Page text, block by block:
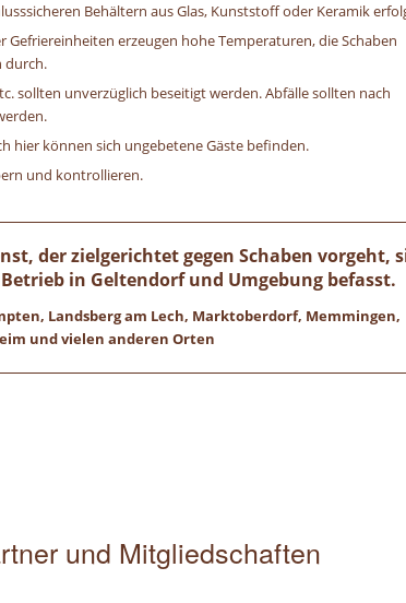
Behältern aus Glas, Kunststoff oder Keramik
erzeugen hohe Temperaturen, die Schaben
durch.
sollten unverzüglich beseitigt werden. Abfälle sollten nach
hier können sich ungebetene Gäste befinden.
und kontrollieren.
der zielgerichtet gegen Schaben vorgeht,
in Geltendorf und Umgebung befasst.
Landsberg am Lech, Marktoberdorf, Memmingen,
und vielen anderen Orten
und Mitgliedschaften